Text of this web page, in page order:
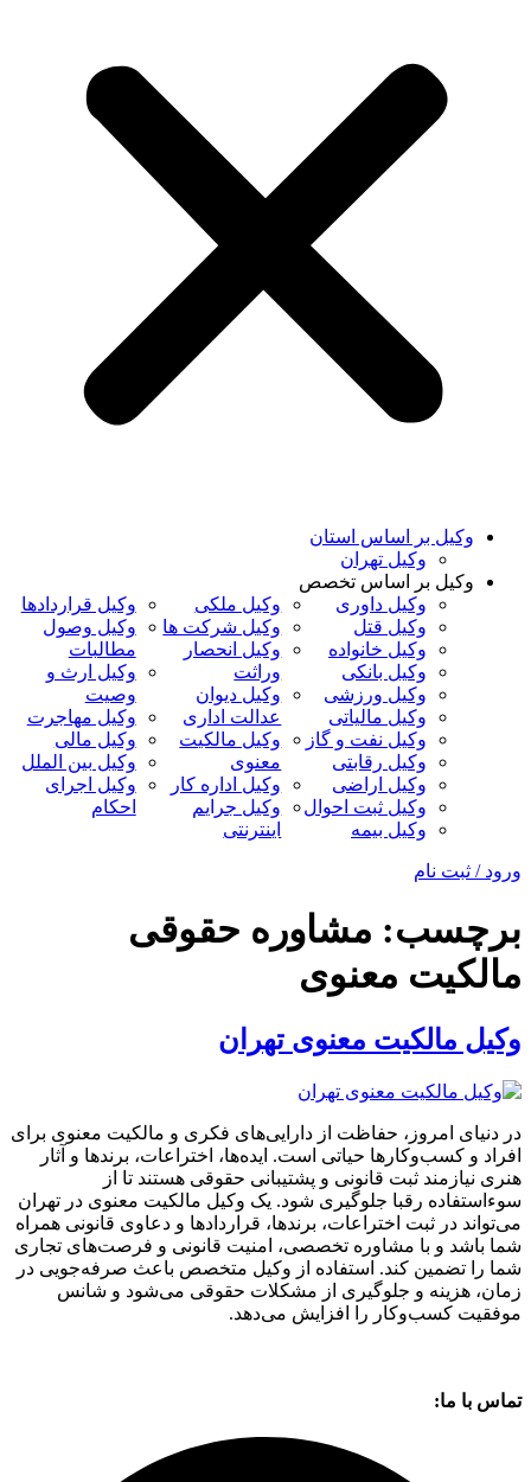
وکیل بر اساس استان
وکیل تهران
وکیل بر اساس تخصص
وکیل داوری
وکیل قتل
وکیل خانواده
وکیل بانکی
وکیل ورزشی
وکیل مالیاتی
وکیل نفت و گاز
وکیل رقابتی
وکیل اراضی
وکیل ثبت احوال
وکیل بیمه
وکیل ملکی
وکیل شرکت ها
وکیل انحصار
وراثت
وکیل دیوان
عدالت اداری
وکیل مالکیت
معنوی
وکیل اداره کار
وکیل جرایم
اینترنتی
وکیل قراردادها
وکیل وصول
مطالبات
وکیل ارث و
وصیت
وکیل مهاجرت
وکیل مالی
وکیل بین الملل
وکیل اجرای
احکام
ورود / ثبت نام
برچسب: مشاوره حقوقی
مالکیت معنوی
وکیل مالکیت معنوی تهران
در دنیای امروز، حفاظت از دارایی‌های فکری و مالکیت معنوی برای
افراد و کسب‌وکارها حیاتی است. ایده‌ها، اختراعات، برندها و آثار
هنری نیازمند ثبت قانونی و پشتیبانی حقوقی هستند تا از
سوءاستفاده رقبا جلوگیری شود. یک وکیل مالکیت معنوی در تهران
می‌تواند در ثبت اختراعات، برندها، قراردادها و دعاوی قانونی همراه
شما باشد و با مشاوره تخصصی، امنیت قانونی و فرصت‌های تجاری
شما را تضمین کند. استفاده از وکیل متخصص باعث صرفه‌جویی در
زمان، هزینه و جلوگیری از مشکلات حقوقی می‌شود و شانس
موفقیت کسب‌وکار را افزایش می‌دهد.
تماس با ما: